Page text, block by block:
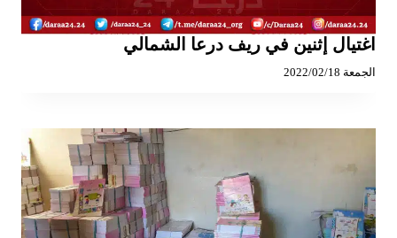
اغتيال إثنين في ريف درعا الشمالي
الجمعة 2022/02/18